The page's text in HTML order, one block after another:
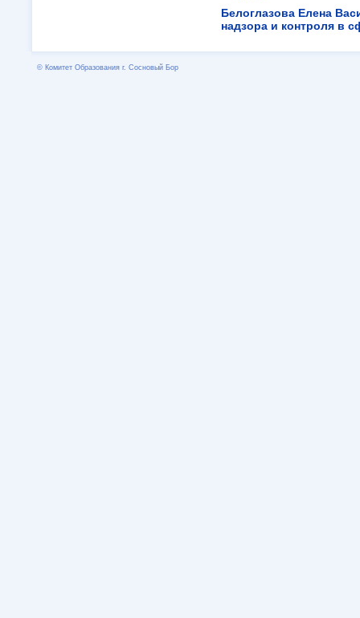
Белоглазова Елена
надзора и контроля в
© Комитет Образования г. Сосновый Бор